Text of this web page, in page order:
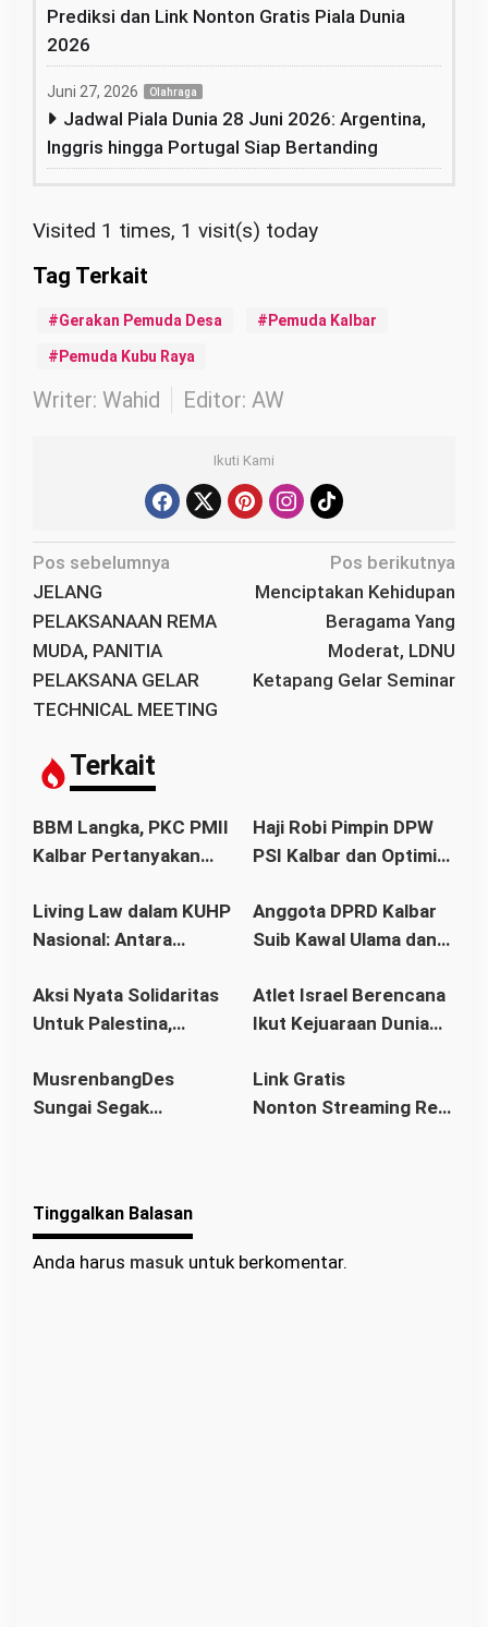
Prediksi dan Link Nonton Gratis Piala Dunia
2026
Juni 27, 2026 Olahraga
Jadwal Piala Dunia 28 Juni 2026: Argentina,
Inggris hingga Portugal Siap Bertanding
Visited 1 times, 1 visit(s) today
Gerakan Pemuda Desa Pemuda Kalbar
Pemuda Kubu Raya
Writer: Wahid Editor: AW
Ikuti Kami
N
a
v
i
g
a
p
o
s
Pos sebelumnya
JELANG
PELAKSANAAN REMA
MUDA, PANITIA
PELAKSANA GELAR
TECHNICAL MEETING
Pos berikutnya
Menciptakan Kehidupan
Beragama Yang
Moderat, LDNU
Ketapang Gelar Seminar
Terkait
BBM Langka, PKC PMII
Kalbar Pertanyakan
Terkait Stok BBM
Aman
Haji Robi Pimpin DPW
PSI Kalbar dan Optimis
Living Law dalam KUHP
Nasional: Antara
Legalitas
Anggota DPRD Kalbar
Suib Kawal Ulama dan
Aksi Nyata Solidaritas
Untuk Palestina,
Pontianak Ikuti Senam
Sehat dan
Atlet Israel Berencana
Ikut Kejuaraan Dunia
Kata Menlu
MusrenbangDes
Sungai Segak
dalam Kebaikan
Link Gratis
Nonton Streaming Real
Tinggalkan Balasan
Anda harus masuk untuk berkomentar.